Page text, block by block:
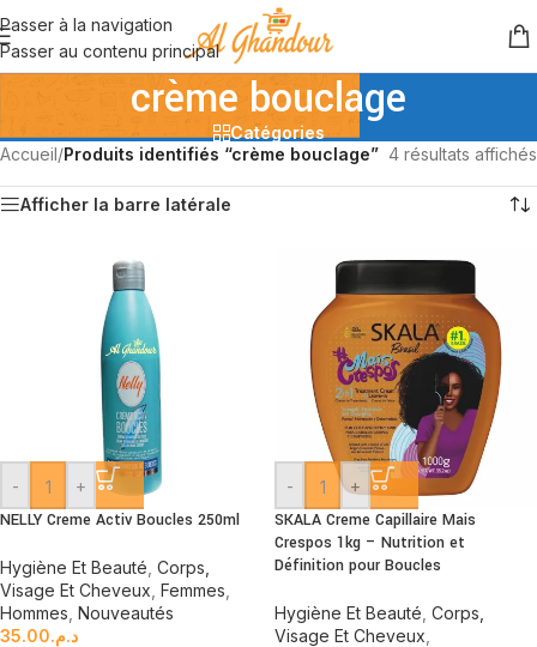
Passer à la navigation
Passer au contenu principal
crème bouclage
Catégories
Accueil/Produits identifiés “crème bouclage” 4 résultats affichés
Afficher la barre latérale
- +
NELLY Creme Activ Boucles 250ml
Hygiène Et Beauté Corps,
Visage Et Cheveux Femmes
Hommes Nouveautés
د.م.35.00
- +
SKALA Creme Capillaire Mais
Crespos 1kg – Nutrition et
Définition pour Boucles
Hygiène Et Beauté Corps,
Visage Et Cheveux